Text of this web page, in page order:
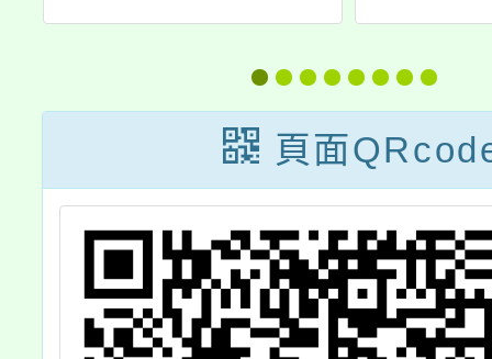
年度五專線上招
生說明會」
家盟)
月7日(
9點在
國中
院校
明宣
頁面